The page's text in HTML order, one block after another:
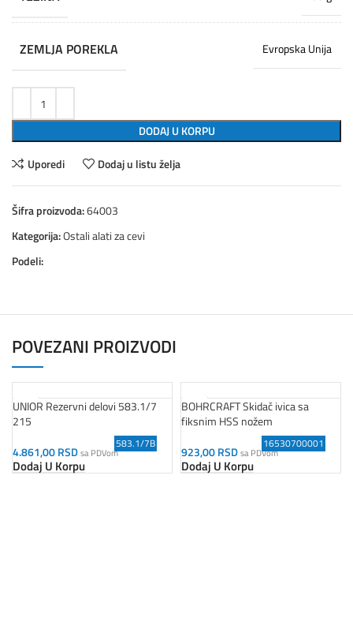
ZEMLJA POREKLA Evropska Unija
DODAJ U KORPU
Uporedi
Dodaj u listu želja
Šifra proizvoda:64003
Kategorija:Ostali alati za cevi
Podeli:
POVEZANI PROIZVODI
UNIOR Rezervni delovi 583.1/7
215
4.861,00RSDsa PDVom
Dodaj U Korpu
583.1/7B
BOHRCRAFT Skidač ivica sa
fiksnim HSS nožem
923,00RSDsa PDVom
Dodaj U Korpu
16530700001